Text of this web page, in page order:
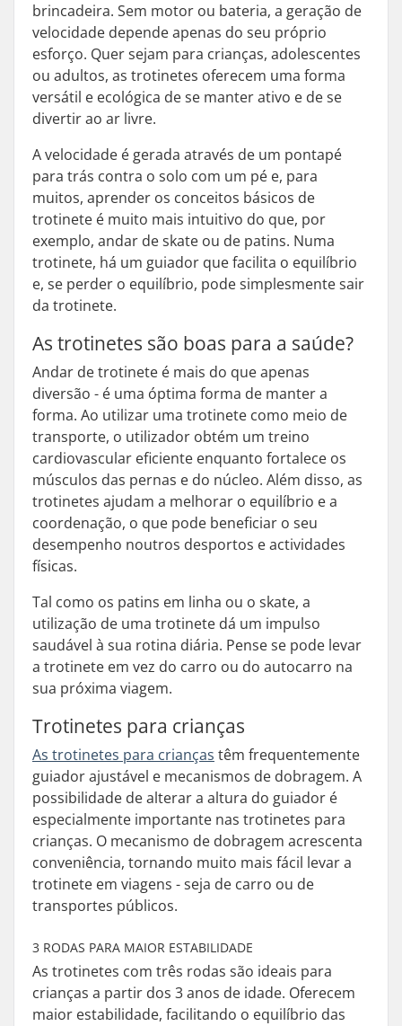
brincadeira. Sem motor ou bateria, a geração de
velocidade depende apenas do seu próprio
esforço. Quer sejam para crianças, adolescentes
ou adultos, as trotinetes oferecem uma forma
versátil e ecológica de se manter ativo e de se
divertir ao ar livre.
A velocidade é gerada através de um pontapé
para trás contra o solo com um pé e, para
muitos, aprender os conceitos básicos de
trotinete é muito mais intuitivo do que, por
exemplo, andar de skate ou de patins. Numa
trotinete, há um guiador que facilita o equilíbrio
e, se perder o equilíbrio, pode simplesmente sair
da trotinete.
As trotinetes são boas para a saúde?
Andar de trotinete é mais do que apenas
diversão - é uma óptima forma de manter a
forma. Ao utilizar uma trotinete como meio de
transporte, o utilizador obtém um treino
cardiovascular eficiente enquanto fortalece os
músculos das pernas e do núcleo. Além disso, as
trotinetes ajudam a melhorar o equilíbrio e a
coordenação, o que pode beneficiar o seu
desempenho noutros desportos e actividades
físicas.
Tal como os patins em linha ou o skate, a
utilização de uma trotinete dá um impulso
saudável à sua rotina diária. Pense se pode levar
a trotinete em vez do carro ou do autocarro na
sua próxima viagem.
Trotinetes para crianças
As trotinetes para crianças têm frequentemente
guiador ajustável e mecanismos de dobragem. A
possibilidade de alterar a altura do guiador é
especialmente importante nas trotinetes para
crianças. O mecanismo de dobragem acrescenta
conveniência, tornando muito mais fácil levar a
trotinete em viagens - seja de carro ou de
transportes públicos.
3 RODAS PARA MAIOR ESTABILIDADE
As trotinetes com três rodas são ideais para
crianças a partir dos 3 anos de idade. Oferecem
maior estabilidade, facilitando o equilíbrio das